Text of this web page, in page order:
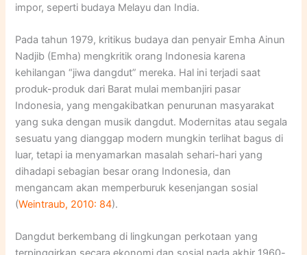
impor, seperti budaya Melayu dan India.
Pada tahun 1979, kritikus budaya dan penyair Emha Ainun
Nadjib (Emha) mengkritik orang Indonesia karena
kehilangan “jiwa dangdut” mereka. Hal ini terjadi saat
produk-produk dari Barat mulai membanjiri pasar
Indonesia, yang mengakibatkan penurunan masyarakat
yang suka dengan musik dangdut. Modernitas atau segala
sesuatu yang dianggap modern mungkin terlihat bagus di
luar, tetapi ia menyamarkan masalah sehari-hari yang
dihadapi sebagian besar orang Indonesia, dan
mengancam akan memperburuk kesenjangan sosial
(Weintraub, 2010: 84).
Dangdut berkembang di lingkungan perkotaan yang